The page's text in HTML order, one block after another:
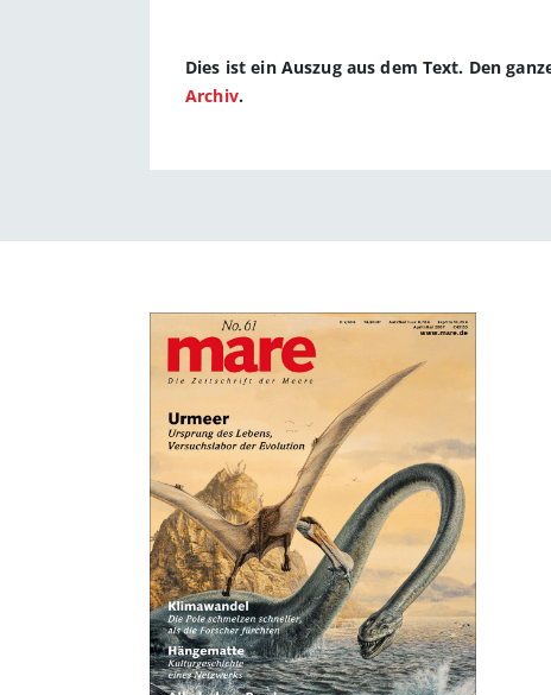
Dies ist ein Auszug aus dem Text. Den
Archiv.